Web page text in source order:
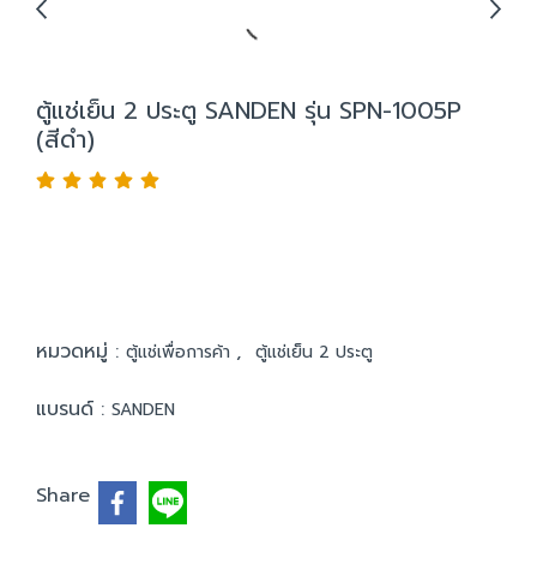
ตู้แช่เย็น 2 ประตู SANDEN รุ่น SPN-1005P
(สีดำ)
หมวดหมู่ : ตู้แช่เพื่อการค้า , ตู้แช่เย็น 2 ประตู
แบรนด์ : SANDEN
Share